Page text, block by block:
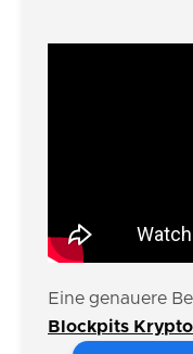
Eine genauere
Blockpits